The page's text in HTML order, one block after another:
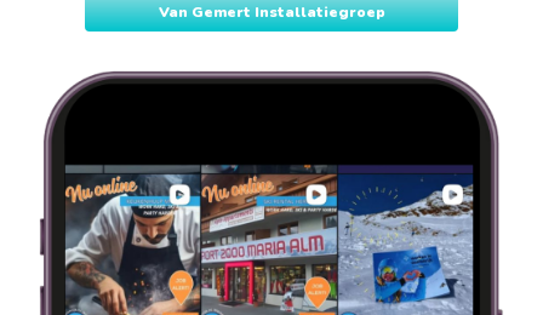
Van Gemert Installatiegroep